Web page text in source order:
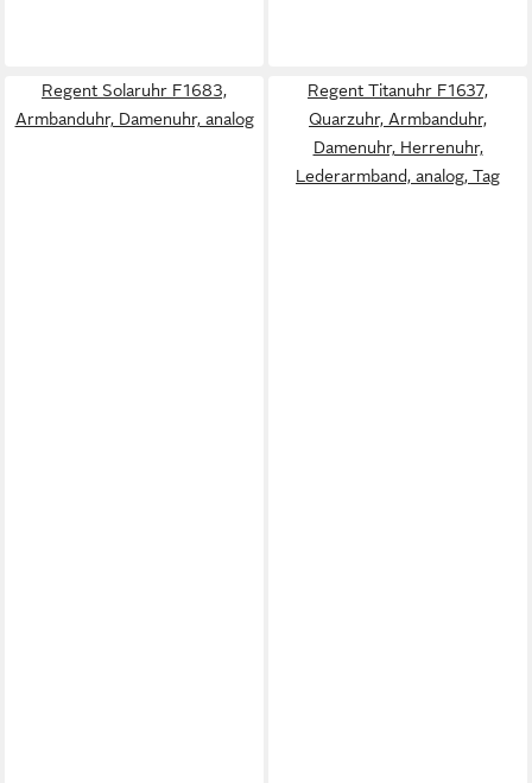
Regent Solaruhr F1683,
Armbanduhr, Damenuhr, analog
Regent Titanuhr F1637,
Quarzuhr, Armbanduhr,
Damenuhr, Herrenuhr,
Lederarmband, analog, Tag